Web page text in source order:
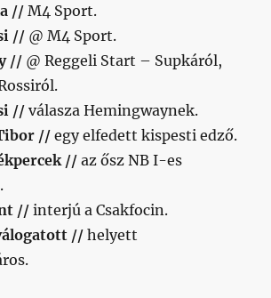
// M4 Sport.
// @ M4 Sport.
// @ Reggeli Start – Supkáról,
//válasza Hemingwaynek.
//egy elfedett kispesti edző.
//az ősz NB I-es
//interjú a Csakfocin.
//helyett